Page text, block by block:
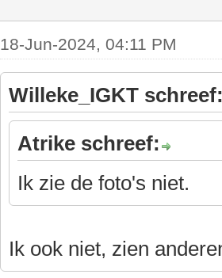
18-Jun-2024, 04:11 PM
Willeke_IGKT
Atrike schreef:
Ik zie de foto's niet.
Ik ook niet, zien